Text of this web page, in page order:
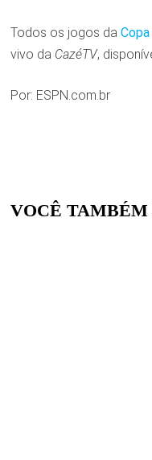
Todos os jogos da
vivo da CazéTV,
Por: ESPN.com.br
VOCÊ TAMBÉM